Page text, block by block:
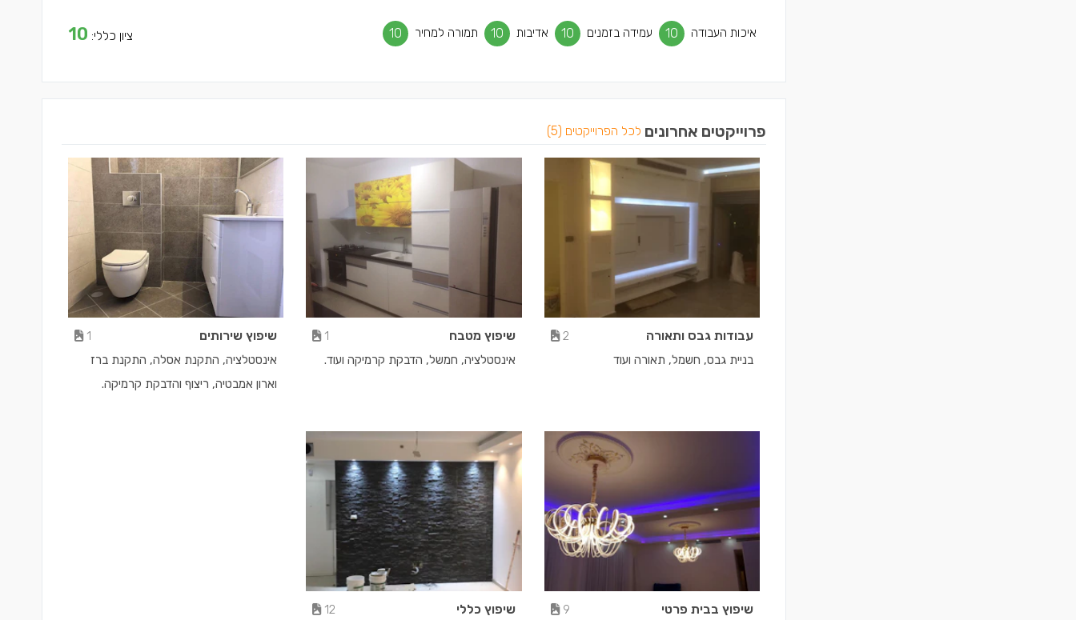
איכות העבודה 10 עמידה בזמנים 10 אדיבות 10 תמורה למחיר 10 ציון כללי: 10
פרוייקטים אחרונים לכל הפרוייקטים (5)
עבודות גבס ותאורה
2
בניית גבס, חשמל, תאורה ועוד
שיפוץ מטבח
1
אינסטלציה, חמשל, הדבקת קרמיקה ועוד.
שיפוץ שירותים
1
אינסטלציה, התקנת אסלה, התקנת ברז
וארון אמבטיה, ריצוף והדבקת קרמיקה.
שיפוץ בבית פרטי
9
שיפוץ כללי
12